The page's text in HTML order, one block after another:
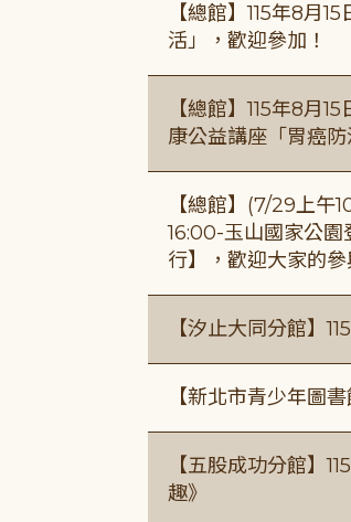
【總館】115年8月
活」，歡迎參加！
【總館】115年8月
康公益講座「胃癌
【總館】(7/29上午
16:00-玉山國家公園
行】，歡迎大家的參
【汐止大同分館】
【新北市青少年圖
【五股成功分館】
趣》